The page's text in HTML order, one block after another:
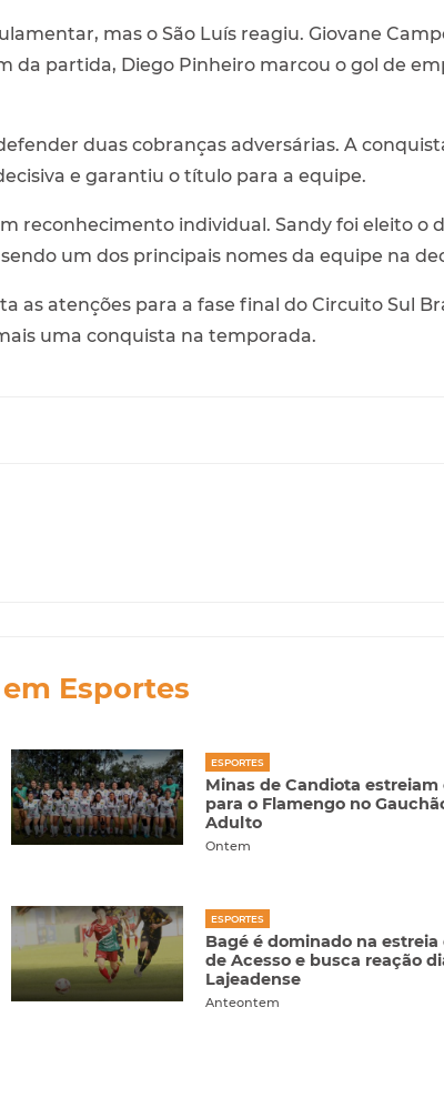
mas o São Luís reagiu. Giovane
da partida, Diego Pinheiro marcou o gol de
duas cobranças adversárias. A
e garantiu o título para a equipe.
reconhecimento individual. Sandy foi eleito o
um dos principais nomes da equipe na
as atenções para a fase final do Circuito Sul
uma conquista na temporada.
Esportes
ESPORTES
Minas de Candiota
para o Flamengo no
Adulto
Ontem
ESPORTES
Bagé é dominado na estreia
de Acesso e busca reação
Lajeadense
Anteontem